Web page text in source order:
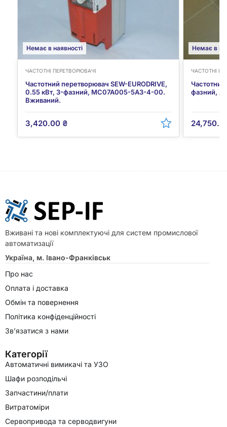
Немає в наявності
ЧАСТОТНІ ПЕРЕТВОРЮВАЧІ
Частотний перетворювач SEW-EURODRIVE,
0.55 кВт, 3-фазний, MC07A005-5A3-4-00.
Вживаний.
3,420.00 ₴
Немає в
ЧАСТОТНІ
фазний,
Вживані та нові комплектуючі для систем промислової
автоматизації
Україна, м. Івано-Франківськ
Про нас
Оплата і доставка
Обмін та повернення
Політика конфіденційності
Зв’язатися з нами
Категорії
Автоматичні вимикачі та УЗО
Шафи розподільчі
Запчастини/плати
Витратоміри
Сервопривода та серводвигуни